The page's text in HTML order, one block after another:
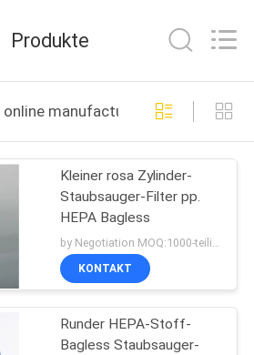
Produkte
manufacture
Kleiner rosa Zylinder-
Staubsauger-Filter pp.
HEPA Bagless
by Negotiation MOQ:1000-teilig/Stücke
KONTAKT
Runder HEPA-Stoff-
Bagless Staubsauger-